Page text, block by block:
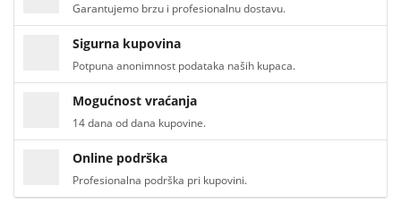
Garantujemo brzu i profesionalnu dostavu.
Sigurna kupovina
Potpuna anonimnost podataka naših kupaca.
Mogućnost vraćanja
14 dana od dana kupovine.
Online podrška
Profesionalna podrška pri kupovini.